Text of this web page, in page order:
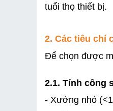
tuổi thọ thiết bị.
2. Các tiêu chí
Để chọn được
2.1. Tính công
- Xưởng nhỏ